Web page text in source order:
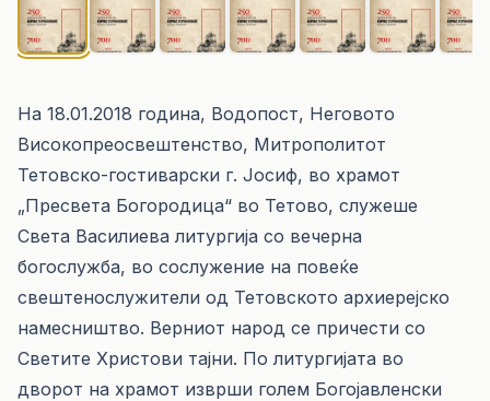
На 18.01.2018 година, Водопост, Неговото
Високопреосвештенство, Митрополитот
Тетовско-гостиварски г. Јосиф, во храмот
„Пресвета Богородица“ во Тетово, служеше
Света Василиева литургија со вечерна
богослужба, во сослужение на повеќе
свештенослужители од Тетовското архиерејско
намесништво. Верниот народ се причести со
Светите Христови тајни. По литургијата во
дворот на храмот изврши голем Богојавленски